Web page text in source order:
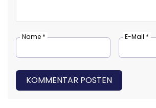
Name * E-Mail *
KOMMENTAR POSTEN